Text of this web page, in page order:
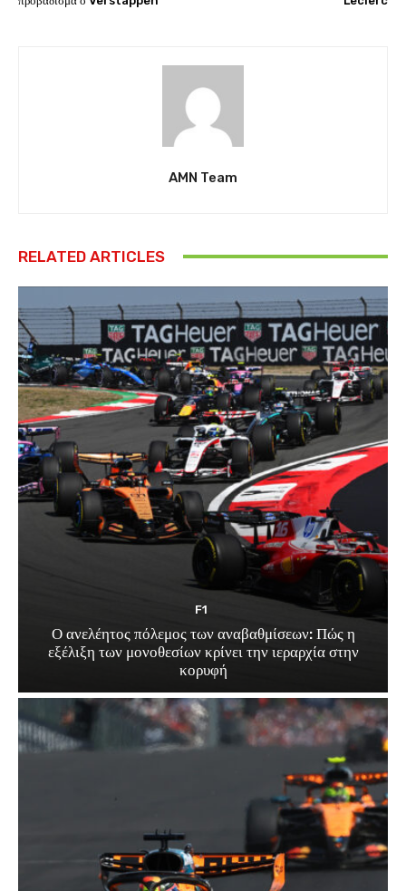
AMN Team
RELATED ARTICLES
F1
Ο ανελέητος πόλεμος των αναβαθμίσεων: Πώς η
εξέλιξη των μονοθεσίων κρίνει την ιεραρχία στην
κορυφή